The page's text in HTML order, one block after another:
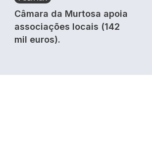
Câmara da Murtosa apoia
associações locais (142
mil euros).